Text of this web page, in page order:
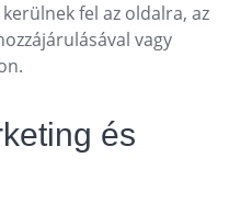
fel az oldalra, az
vagy
és